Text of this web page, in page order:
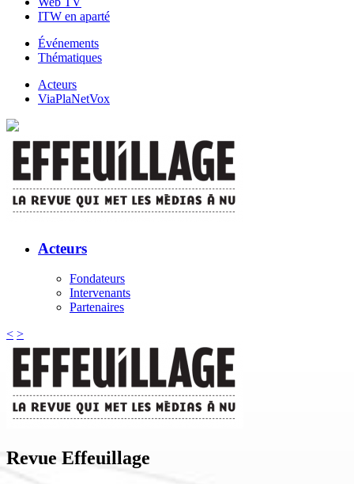
ITW en aparté
Événements
Thématiques
Acteurs
ViaPlaNetVox
Acteurs
Fondateurs
Intervenants
Partenaires
< >
Revue Effeuillage